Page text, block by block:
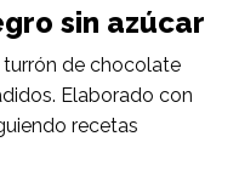
sin azúcar
de chocolate
Elaborado con
recetas